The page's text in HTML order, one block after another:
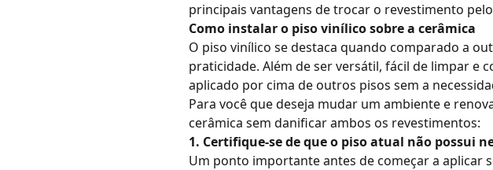
principais vantagens de trocar o revestimento
Como instalar o piso vinílico sobre a cerâmica
O piso vinílico se destaca quando comparado a
praticidade. Além de ser versátil, fácil de limpar e
aplicado por cima de outros pisos sem a
Para você que deseja mudar um ambiente e
cerâmica sem danificar ambos os revestimentos:
1. Certifique-se de que o piso atual não possui
Um ponto importante antes de começar a aplicar